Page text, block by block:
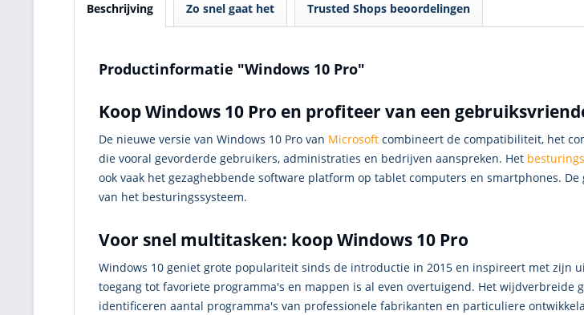
Beschrijving Zo snel gaat het Trusted Shops beoordelingen
Productinformatie "Windows 10 Pro"
Koop Windows 10 Pro en profiteer van een
De nieuwe versie van Windows 10 Pro van Microsoft combineert de compatibiliteit, het
die vooral gevorderde gebruikers, administraties en bedrijven aanspreken. Het
ook vaak het gezaghebbende software platform op tablet computers en smartphones.
van het besturingssysteem.
Voor snel multitasken: koop Windows 10 Pro
Windows 10 geniet grote populariteit sinds de introductie in 2015 en inspireert met zijn
toegang tot favoriete programma's en mappen is al even overtuigend. Het
identificeren aantal programma's van professionele fabrikanten en particuliere